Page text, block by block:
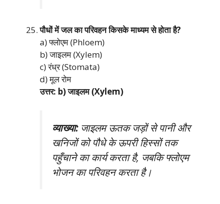
पौधों में जल का परिवहन किसके माध्यम से होता है?
a) फ्लोएम (Phloem)
b) जाइलम (Xylem)
c) रंध्र (Stomata)
d) मूल रोम
उत्तर: b) जाइलम (Xylem)
व्याख्या:जाइलम ऊतक जड़ों से पानी और
खनिजों को पौधे के ऊपरी हिस्सों तक
पहुँचाने का कार्य करता है, जबकि फ्लोएम
भोजन का परिवहन करता है।